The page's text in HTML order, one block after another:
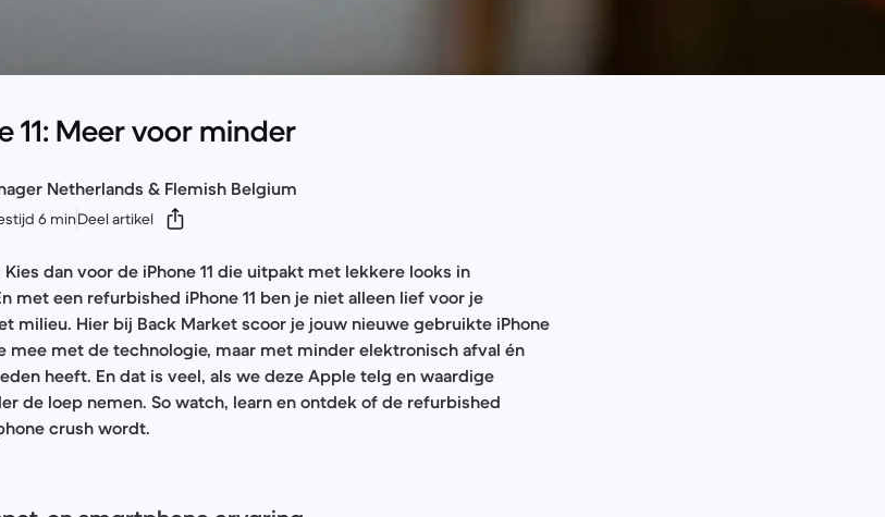
11: Meer voor minder
Netherlands & Flemish Belgium
6 minDeel artikel
dan voor de iPhone 11 die uitpakt met lekkere looks in
met een refurbished iPhone 11 ben je niet alleen lief voor je
milieu. Hier bij Back Market scoor je jouw nieuwe gebruikte iPhone
mee met de technologie, maar met minder elektronisch afval én
heeft. En dat is veel, als we deze Apple telg en waardige
de loep nemen. So watch, learn en ontdek of de refurbished
crush wordt.